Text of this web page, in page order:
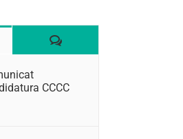
Comentaris
CCCC